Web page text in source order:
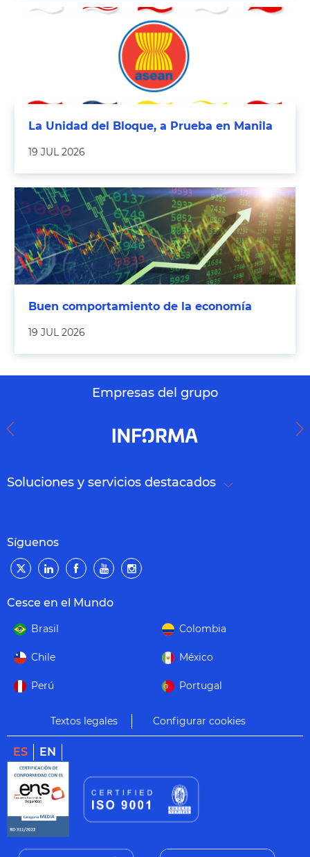
La Unidad del Bloque, a Prueba en Manila
19 JUL 2026
Buen comportamiento de la economía
19 JUL 2026
Empresas del grupo
Soluciones y servicios destacados
Síguenos
Cesce en el Mundo
Brasil Colombia
Chile México
Perú Portugal
Textos legales Configurar cookies
ES EN